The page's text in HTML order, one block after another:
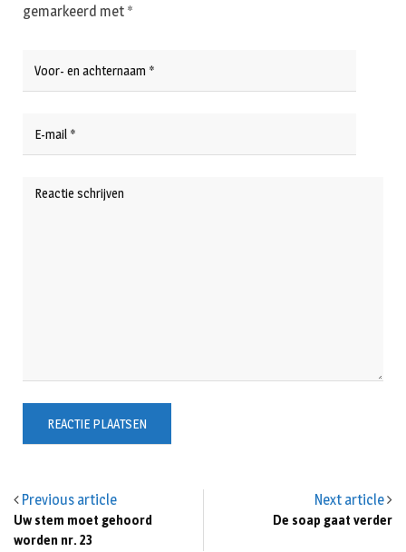
Previous article
Uw stem moet gehoord
worden nr. 23
Next article
De soap gaat verder
gemarkeerd met *